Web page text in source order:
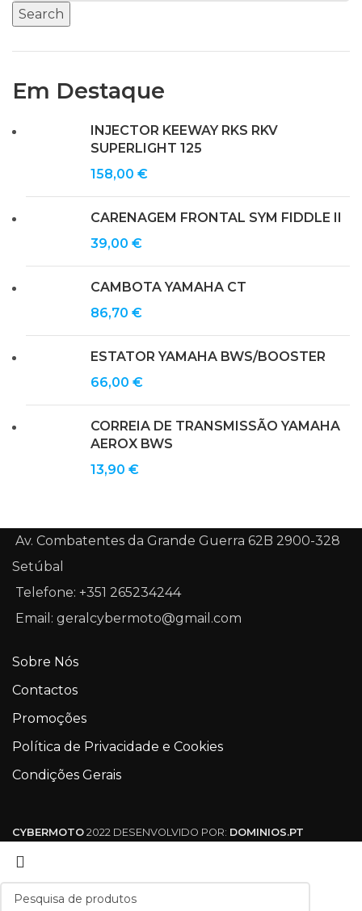
Search
Em Destaque
INJECTOR KEEWAY RKS RKV
SUPERLIGHT 125
158,00 €
CARENAGEM FRONTAL SYM FIDDLE II
39,00 €
CAMBOTA YAMAHA CT
86,70 €
ESTATOR YAMAHA BWS/BOOSTER
66,00 €
CORREIA DE TRANSMISSÃO YAMAHA
AEROX BWS
13,90 €
Av. Combatentes da Grande Guerra 62B 2900-328
Setúbal
Telefone: +351 265234244
Email: geralcybermoto@gmail.com
Sobre Nós
Contactos
Promoções
Política de Privacidade e Cookies
Condições Gerais
CYBERMOTO 2022 DESENVOLVIDO POR: DOMINIOS.PT